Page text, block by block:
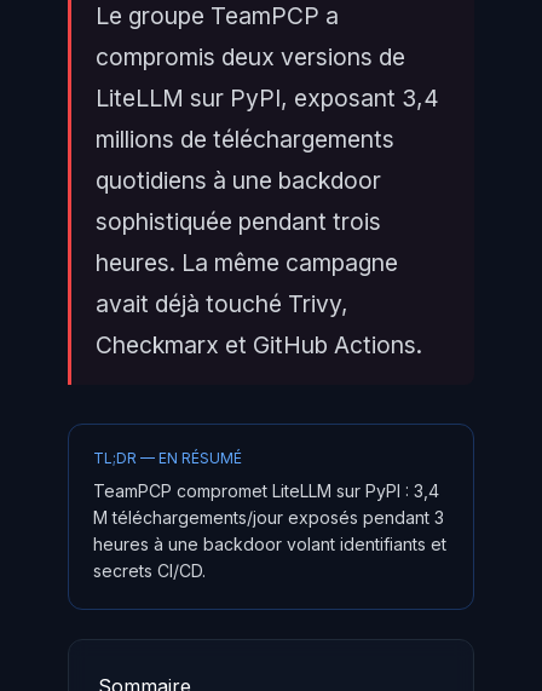
Le groupe TeamPCP a
compromis deux versions de
LiteLLM sur PyPI, exposant 3,4
millions de téléchargements
quotidiens à une backdoor
sophistiquée pendant trois
heures. La même campagne
avait déjà touché Trivy,
Checkmarx et GitHub Actions.
TL;DR — EN RÉSUMÉ
TeamPCP compromet LiteLLM sur PyPI : 3,4
M téléchargements/jour exposés pendant 3
heures à une backdoor volant identifiants et
secrets CI/CD.
Sommaire